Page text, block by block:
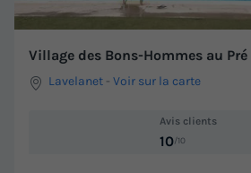
Village des Bons-Hommes au
Lavelanet -Voir sur la carte
Avis clients
10/10